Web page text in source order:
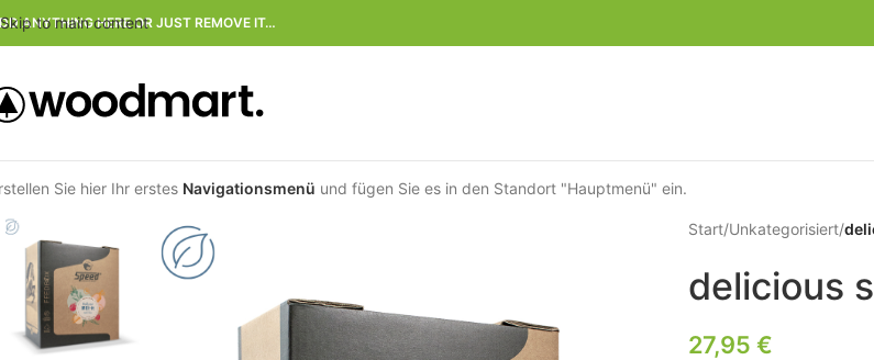
Skip to main content
ANYTHING HERE OR JUST REMOVE IT…
Sie hier Ihr erstes Navigationsmenü und fügen Sie es in den Standort "Hauptmenü" ein.
Start/Unkategorisiert/
delicious
27,95 €